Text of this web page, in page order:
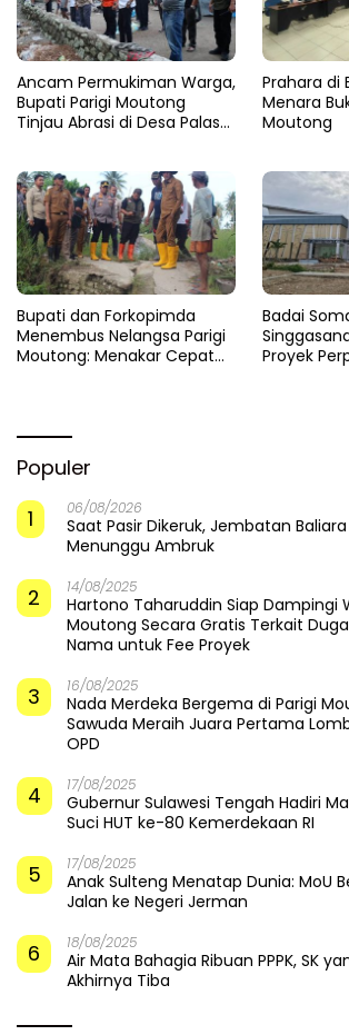
Ancam Permukiman Warga,
Bupati Parigi Moutong
Tinjau Abrasi di Desa Palasa
Prahara di
Menara
Moutong
​Bupati dan Forkopimda
Menembus Nelangsa Parigi
Moutong: Menakar Cepat
Badai
Proyek
Populer
1
06/08/2026
Saat Pasir Dikeruk, Jembatan
Menunggu Ambruk
2 14/08/2025
Hartono Taharuddin Siap Dampingi
Moutong Secara Gratis Terkait
Nama untuk Fee Proyek
3 16/08/2025
Nada Merdeka Bergema di Parigi
Sawuda Meraih Juara Pertama
OPD
4 17/08/2025
Gubernur Sulawesi Tengah Hadiri
Suci HUT ke-80 Kemerdekaan RI
5 17/08/2025
Anak Sulteng Menatap Dunia: MoU
Jalan ke Negeri Jerman
6 18/08/2025
Air Mata Bahagia Ribuan PPPK, SK
Akhirnya Tiba